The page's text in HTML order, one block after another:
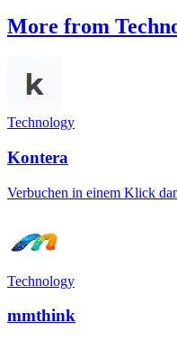
More from
Technology
Kontera
Verbuchen in einem Klick
Technology
mmthink